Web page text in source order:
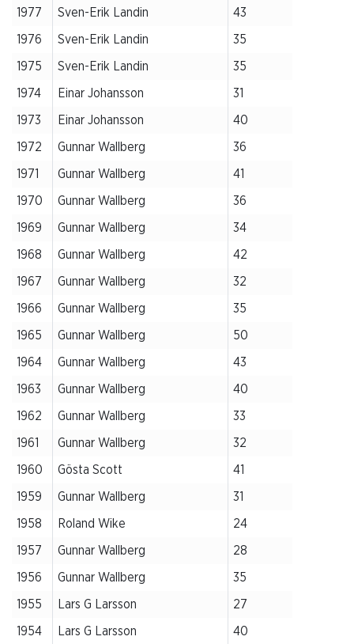
1977 Sven-Erik Landin 43
1976 Sven-Erik Landin 35
1975 Sven-Erik Landin 35
1974 Einar Johansson 31
1973 Einar Johansson 40
1972 Gunnar Wallberg 36
1971 Gunnar Wallberg 41
1970 Gunnar Wallberg 36
1969 Gunnar Wallberg 34
1968 Gunnar Wallberg 42
1967 Gunnar Wallberg 32
1966 Gunnar Wallberg 35
1965 Gunnar Wallberg 50
1964 Gunnar Wallberg 43
1963 Gunnar Wallberg 40
1962 Gunnar Wallberg 33
1961 Gunnar Wallberg 32
1960 Gösta Scott 41
1959 Gunnar Wallberg 31
1958 Roland Wike 24
1957 Gunnar Wallberg 28
1956 Gunnar Wallberg 35
1955 Lars G Larsson 27
1954 Lars G Larsson 40